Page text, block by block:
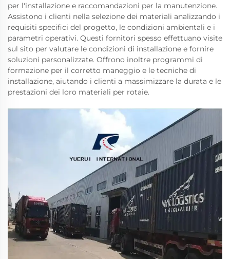
per l'installazione e raccomandazioni per la manutenzione.
Assistono i clienti nella selezione dei materiali analizzando i
requisiti specifici del progetto, le condizioni ambientali e i
parametri operativi. Questi fornitori spesso effettuano visite
sul sito per valutare le condizioni di installazione e fornire
soluzioni personalizzate. Offrono inoltre programmi di
formazione per il corretto maneggio e le tecniche di
installazione, aiutando i clienti a massimizzare la durata e le
prestazioni dei loro materiali per rotaie.